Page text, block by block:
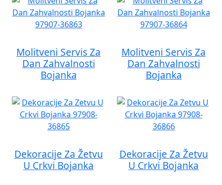
Molitveni Servis Za
Dan Zahvalnosti
Bojanka
Molitveni Servis Za
Dan Zahvalnosti
Bojanka
Dekoracije Za Žetvu
U Crkvi Bojanka
Dekoracije Za Žetvu
U Crkvi Bojanka